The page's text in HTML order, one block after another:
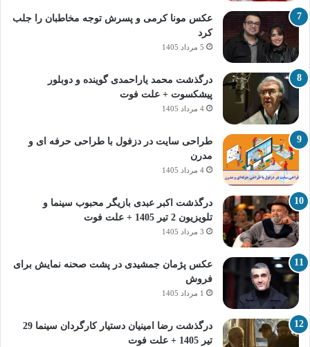
عکس مونا کرمی و پسرش توجه مخاطبان را جلب
کرد
5 مرداد 1405
درگذشت محمد یاراحمدی گوینده و دوبلور
پیشکسوت + علت فوت
4 مرداد 1405
طراحی سایت در دزفول با طراحی حرفه‌ ای و
مدرن
4 مرداد 1405
درگذشت اکبر عبدی بازیگر محبوب سینما و
تلویزیون 2 تیر 1405 + علت فوت
3 مرداد 1405
عکس پژمان جمشیدی در پشت صحنه نمایش برای
فروش
1 مرداد 1405
درگذشت رضا امینیان دستیار کارگردان سینما 29
تیر 1405 + علت فوت